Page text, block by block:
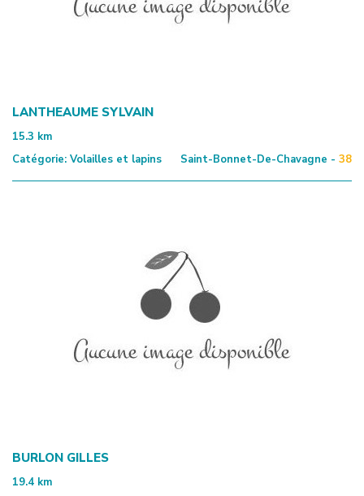
LANTHEAUME SYLVAIN
15.3 km
Catégorie: Volailles et lapins Saint-Bonnet-De-Chavagne - 38
BURLON GILLES
19.4 km